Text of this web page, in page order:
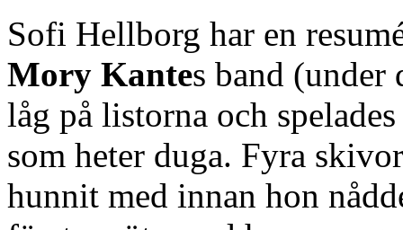
Sofi Hellborg har en
Mory Kantes band (under
låg på listorna och
som heter duga. Fyra
hunnit med innan hon